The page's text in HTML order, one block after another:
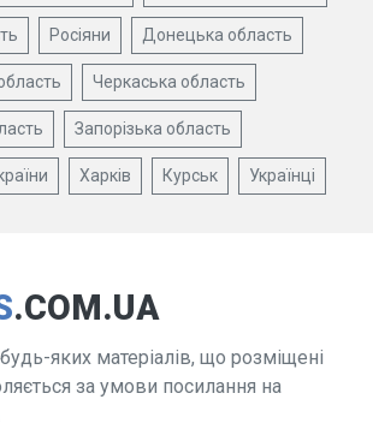
Росіяни Донецька область
Черкаська область
Запорізька область
Харків Курськ Українці
.COM.UA
яких матеріалів, що розміщені
за умови посилання на